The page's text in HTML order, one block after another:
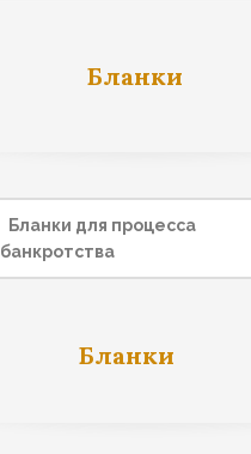
Бланки
Бланки для процесса
банкротства
Бланки